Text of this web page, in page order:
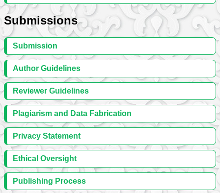
Submissions
Submission
Author Guidelines
Reviewer Guidelines
Plagiarism and Data Fabrication
Privacy Statement
Ethical Oversight
Publishing Process